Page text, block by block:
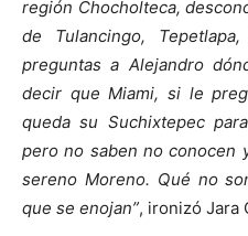
región Chocholteca,
de Tulancingo,
preguntas a Alejandro
decir que Miami, si le
queda su Suchixtepec
pero no saben no conocen
sereno Moreno. Qué no
que se enojan”, ironizó Jara